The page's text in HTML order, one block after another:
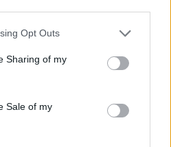
Opt Outs
Sharing of my
Sale of my